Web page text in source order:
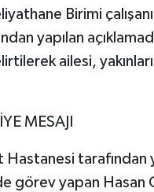
Birimi
yapılan
ailesi, yakınları
MESAJI
tarafından
görev yapan Hasan